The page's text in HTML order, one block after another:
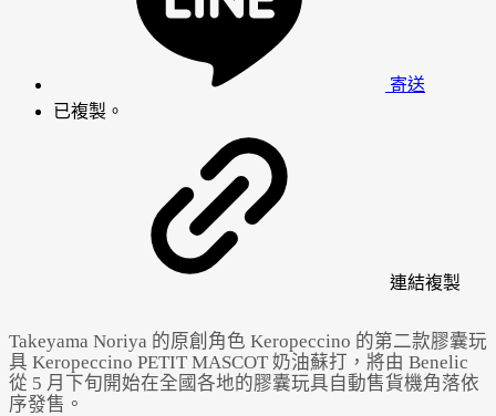
寄送
已複製。
連結複製
Takeyama Noriya 的原創角色 Keropeccino 的第二款膠囊玩
具 Keropeccino PETIT MASCOT 奶油蘇打，將由 Benelic
從 5 月下旬開始在全國各地的膠囊玩具自動售貨機角落依
序發售。